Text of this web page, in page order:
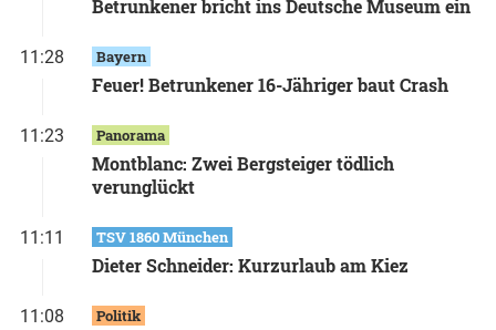
Betrunkener bricht ins Deutsche Museum ein
11:28 Bayern
Feuer! Betrunkener 16-Jähriger baut Crash
11:23 Panorama
Montblanc: Zwei Bergsteiger tödlich
verunglückt
11:11 TSV 1860 München
Dieter Schneider: Kurzurlaub am Kiez
11:08 Politik